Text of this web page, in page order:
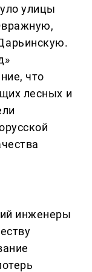
улицы
что
лесных и
инженеры